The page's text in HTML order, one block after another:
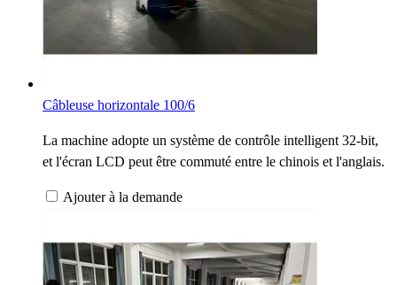
Câbleuse horizontale 100/6
La machine adopte un système de contrôle intelligent 32-bit,
et l'écran LCD peut être commuté entre le chinois et l'anglais.
Ajouter à la demande